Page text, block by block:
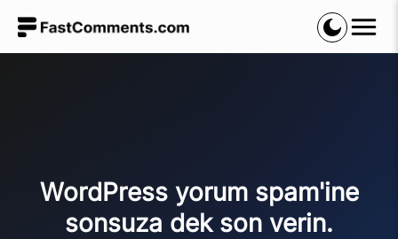
WordPress yorum spam'ine
sonsuza dek son verin.